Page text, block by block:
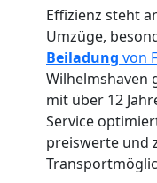
Effizienz steht
Umzüge,
Beiladung von
Wilhelmshaven
mit über 12
Service
preiswerte und
Feldkirch